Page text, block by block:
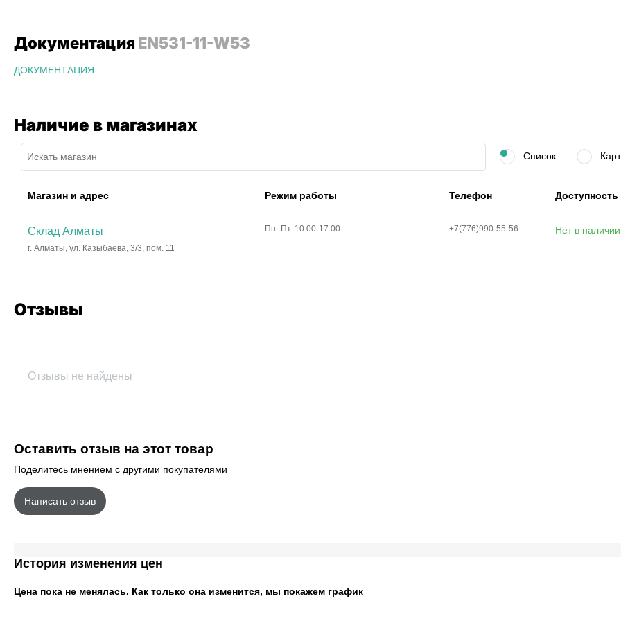
Документация EN531-11-W53
ДОКУМЕНТАЦИЯ
Наличие в магазинах
Список
Магазин и адрес Режим работы Телефон Доступность
Склад Алматы
г. Алматы, ул. Казыбаева, 3/3, пом. 11
Пн.-Пт. 10:00-17:00 +7(776)990-55-56 Нет в наличии
Отзывы
Отзывы не найдены
Оставить отзыв на этот товар
Поделитесь мнением с другими покупателями
Написать отзыв
История изменения цен
Цена пока не менялась. Как только она изменится, мы покажем график